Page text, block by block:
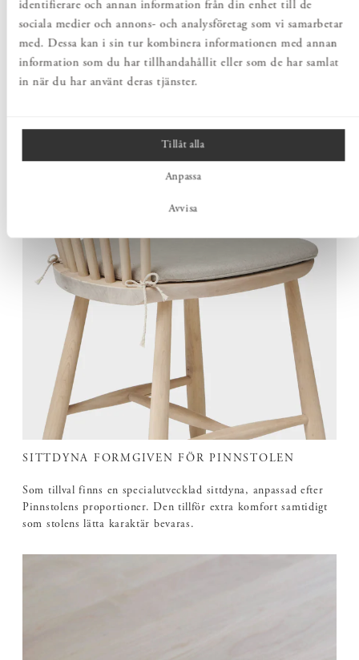
identifierare och annan information från din enhet till de
sociala medier och annons- och analysföretag som vi samarbetar
med. Dessa kan i sin tur kombinera informationen med annan
information som du har tillhandahållit eller som de har samlat
in när du har använt deras tjänster.
Tillåt alla
Anpassa
Avvisa
Trots sitt nätta formspråk är Pinnstolen tillverkad helt i
massivt trä. Den genomtänkta konstruktionen förenar låg vikt
med stabilitet och gör stolen enkel att flytta, utan att
SITTDYNA FORMGIVEN FÖR PINNSTOLEN
Som tillval finns en specialutvecklad sittdyna, anpassad efter
Pinnstolens proportioner. Den tillför extra komfort samtidigt
som stolens lätta karaktär bevaras.